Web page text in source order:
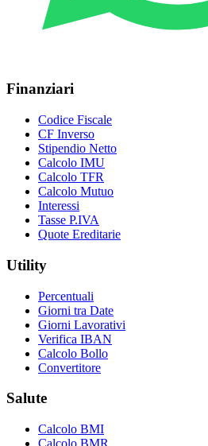
Finanziari
Codice Fiscale
CF Inverso
Stipendio Netto
Calcolo IMU
Calcolo TFR
Calcolo Mutuo
Interessi
Tasse P.IVA
Quote Ereditarie
Utility
Percentuali
Giorni tra Date
Giorni Lavorativi
Verifica IBAN
Calcolo Bollo
Convertitore
Salute
Calcolo BMI
Calcolo BMR